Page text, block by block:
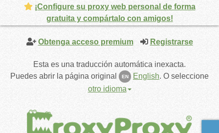
Obtenga acceso premium Registrarse
Esta es una traducción automática inexacta.
Puedes abrir la página original
EN English. O seleccione
otro idioma
¡Configure su proxy web personal de forma
gratuita y compártalo con amigos!